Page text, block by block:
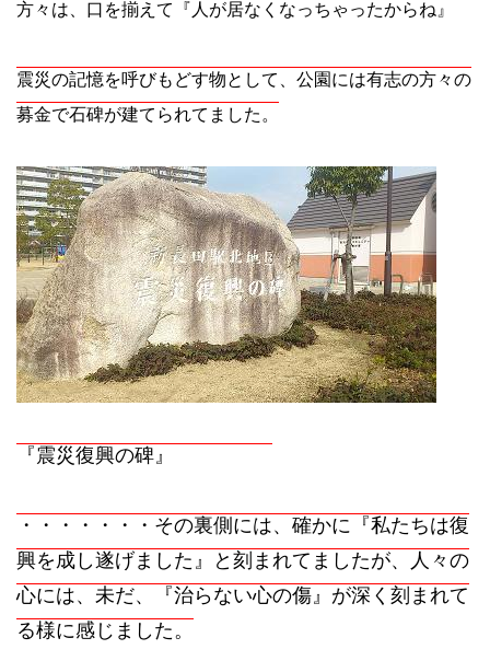
方々は、口を揃えて『人が居なくなっちゃったからね』
震災の記憶を呼びもどす物として、公園には有志の方々の
募金で石碑が建てられてました。
『震災復興の碑』
・・・・・・・その裏側には、確かに『私たちは復
興を成し遂げました』と刻まれてましたが、人々の
心には、未だ、『治らない心の傷』が深く刻まれて
る様に感じました。